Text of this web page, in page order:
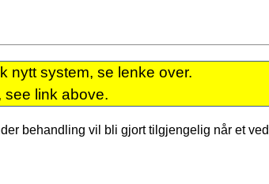
nytt system, se lenke over.
see link above.
behandling vil bli gjort tilgjengelig når et